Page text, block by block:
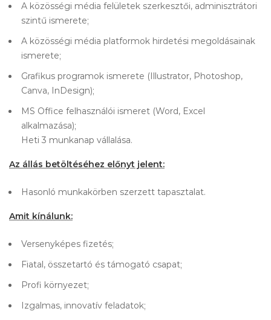
A közösségi média felületek szerkesztői, adminisztrátori
szintű ismerete;
A közösségi média platformok hirdetési megoldásainak
ismerete;
Grafikus programok ismerete (Illustrator, Photoshop,
Canva, InDesign);
MS Office felhasználói ismeret (Word, Excel
alkalmazása);
Heti 3 munkanap vállalása.
Az állás betöltéséhez előnyt jelent:
Hasonló munkakörben szerzett tapasztalat.
Amit kínálunk:
Versenyképes fizetés;
Fiatal, összetartó és támogató csapat;
Profi környezet;
Izgalmas, innovatív feladatok;